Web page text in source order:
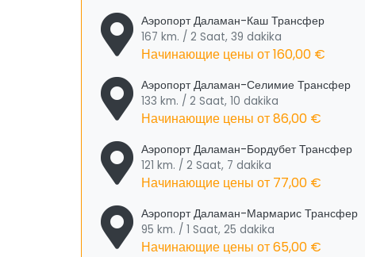
Аэропорт Даламан-Каш Трансфер
167 km. / 2 Saat, 39 dakika
Начинающие цены от160,00 €
Аэропорт Даламан-Селимие Трансфер
133 km. / 2 Saat, 10 dakika
Начинающие цены от86,00 €
Аэропорт Даламан-Бордубет Трансфер
121 km. / 2 Saat, 7 dakika
Начинающие цены от 77,00 €
Аэропорт Даламан-Мармарис Трансфер
95 km. / 1 Saat, 25 dakika
Начинающие цены от65,00 €